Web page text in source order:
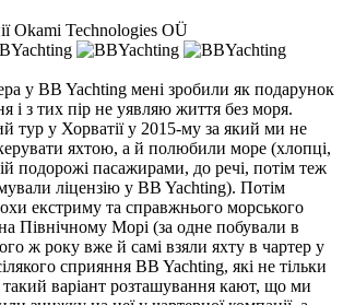
Okami Technologies OÜ
у BB Yachting мені зробили як подарунок
і з тих пір не уявляю життя без моря.
тур у Хорватії у 2015-му за який ми не
яхтою, а й полюбили море (хлопці,
подорожі пасажирами, до речі, потім теж
ліцензію у BB Yachting). Потім
екстриму та справжнього морського
Північному Морі (за одне побували в
ж року вже й самі взяли яхту в чартер у
сприяння BB Yachting, які не тільки
варіант розташування кают, що ми